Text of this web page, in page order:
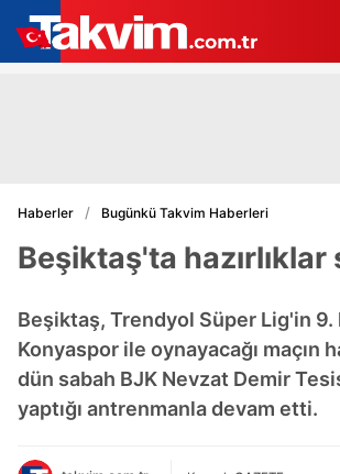
Haberler Bugünkü Takvim Haberleri
Beşiktaş'ta
Beşiktaş, Trendyol Süper Lig'in 9.
Konyaspor ile oynayacağı maçın
dün sabah BJK Nevzat Demir
yaptığı antrenmanla devam etti.